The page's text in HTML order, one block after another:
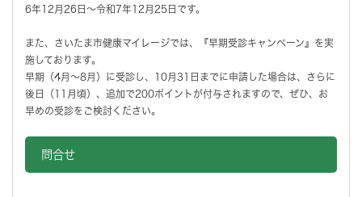
6年12月26日～令和7年12月25日です。
また、さいたま市健康マイレージでは、『早期受診キャンペーン』を実
施しております。
早期（4月～8月）に受診し、10月31日までに申請した場合は、さらに
後日（11月頃）、追加で200ポイントが付与されますので、ぜひ、お
早めの受診をご検討ください。
問合せ